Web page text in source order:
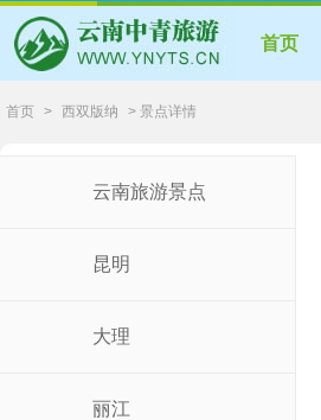
首页
首页 > 西双版纳 > 景点详情
云南旅游景点
昆明
大理
丽江